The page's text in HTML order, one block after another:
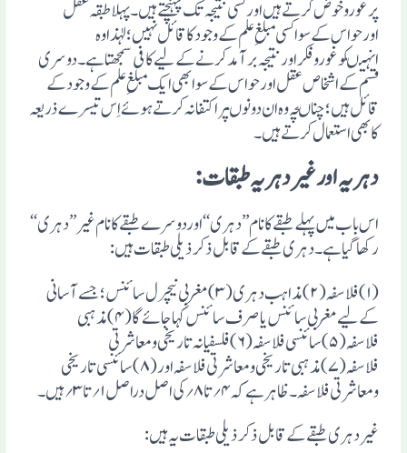
پرغوروخوض کرتے ہیں اورکسی نتیجہ تک پہنچتے ہیں۔پہلاطبقہ عقل
اورحواس کے سواکسی مبلغِ علم کے وجودکاقائل نہیں؛لہٰذاوہ
انہیںکوغوروفکراورنتیجہ برآمد کرنے کے لیے کافی سمجھتاہے ۔دوسری
قسم کے اشخاص عقل اورحواس کے سوابھی ایک مبلغِ علم کے وجودکے
قائل ہیں؛چناںچہ وہ ان دونوںپراکتفانہ کرتے ہوئے اِس تیسرے ذریعہ
کابھی استعمال کرتے ہیں۔
دہر یہ اور غیر دہریہ طبقات:
اس باب میں پہلے طبقے کانام ’’دہری ‘‘اوردوسرے طبقے کانام غیر’’دہری‘‘
رکھاگیاہے ۔دہری طبقے کے قابل ذکرذیلی طبقات ہیں:
(۱)فلاسفہ(۲)مذاہب دہری(۳)مغربی نیچرل سائنس؛ جسے آسانی
کے لیے مغربی سائنس یا صرف سائنس کہاجائے گا(۴)مذہبی
فلاسفہ(۵)سائنسی فلاسفہ(۶)فلسفیانہ تاریخی ومعاشرتی
فلاسفہ(۷)مذہبی تاریخی ومعاشرتی فلاسفہ اور(۸)سائنسی تاریخی
ومعاشرتی فلاسفہ۔ظاہرہے کہ ۴؍تا۸؍کی اصل دراصل ۱؍تا۳؍ ہیں۔
غیردہری طبقے کے قابل ذکرذیلی طبقات یہ ہیں: